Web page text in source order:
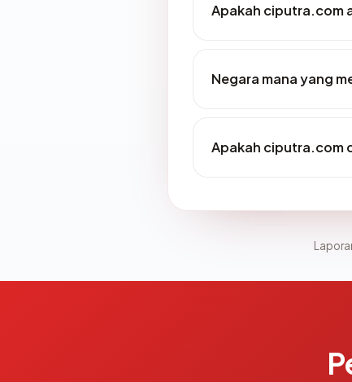
Apakah ciputra.com
Negara mana yang
Apakah ciputra.com